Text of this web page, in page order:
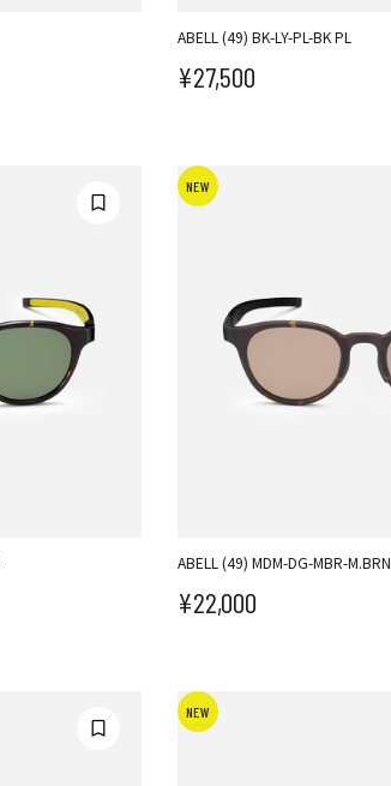
ABELL (49) BK-LY-PL-BK PL
セール価格
¥27,500
NEW
ABELL (49) MDM-DG-MBR-M.BRN
セール価格
¥22,000
NEW